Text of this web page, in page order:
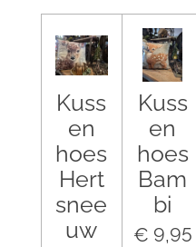
Kuss
en
hoes
Hert
snee
uw
Kuss
en
hoes
Bam
bi
€ 9,95